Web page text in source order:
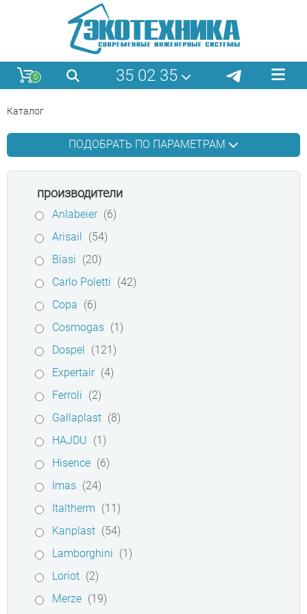
0 35 02 35
Каталог
ПОДОБРАТЬ ПО ПАРАМЕТРАМ
производители
Anlabeier (6)
Arisail (54)
Biasi (20)
Carlo Poletti (42)
Copa (6)
Cosmogas (1)
Dospel (121)
Expertair (4)
Ferroli (2)
Gallaplast (8)
HAJDU (1)
Hisence (6)
Imas (24)
Italtherm (11)
Kanplast (54)
Lamborghini (1)
Loriot (2)
Merze (19)